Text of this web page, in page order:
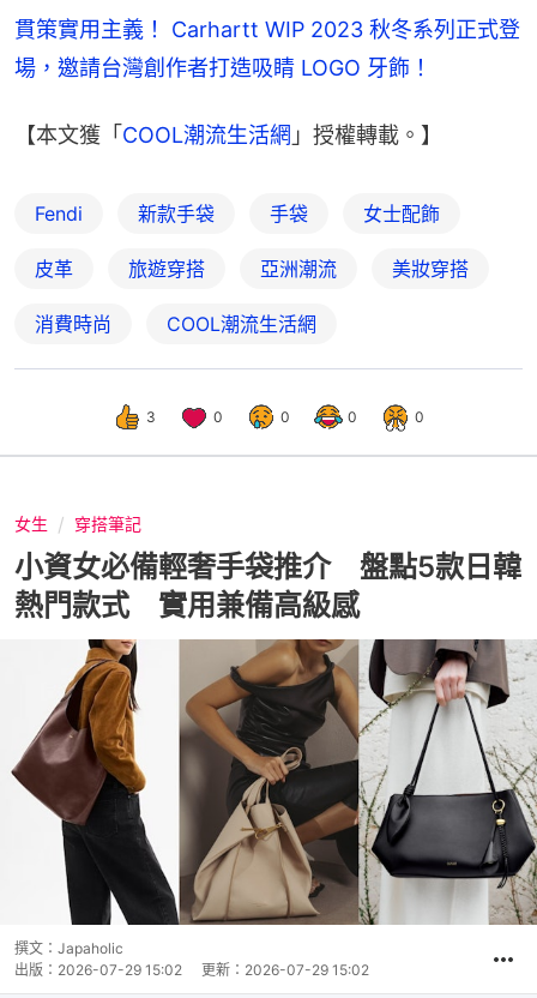
貫策實用主義！ Carhartt WIP 2023 秋冬系列正式登
場，邀請台灣創作者打造吸睛 LOGO 牙飾！
【本文獲「COOL潮流生活網 」授權轉載。】
Fendi 新款手袋 手袋 女士配飾
皮革 旅遊穿搭 亞洲潮流 美妝穿搭
消費時尚 COOL潮流生活網
3 0 0 0 0
女生 穿搭筆記
小資女必備輕奢手袋推介 盤點5款日韓
熱門款式 實用兼備高級感
撰文： Japaholic
出版： 2026-07-29 15:02 更新： 2026-07-29 15:02